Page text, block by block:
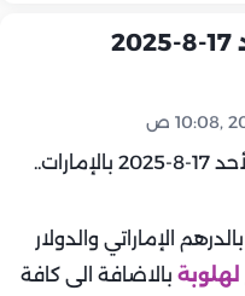
أسعار الذهب اليوم | الأحد 17-8-2025
بالدرهم الإماراتي والدولار
لهلوبة بالاضافة الى كافة